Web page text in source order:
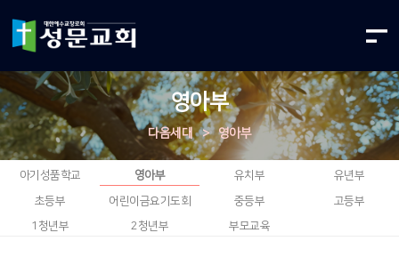
영아부
다음세대 > 영아부
아기성품학교 영아부 유치부 유년부
초등부 어린이금요기도회 중등부
고등부
1청년부
2청년부 부모교육